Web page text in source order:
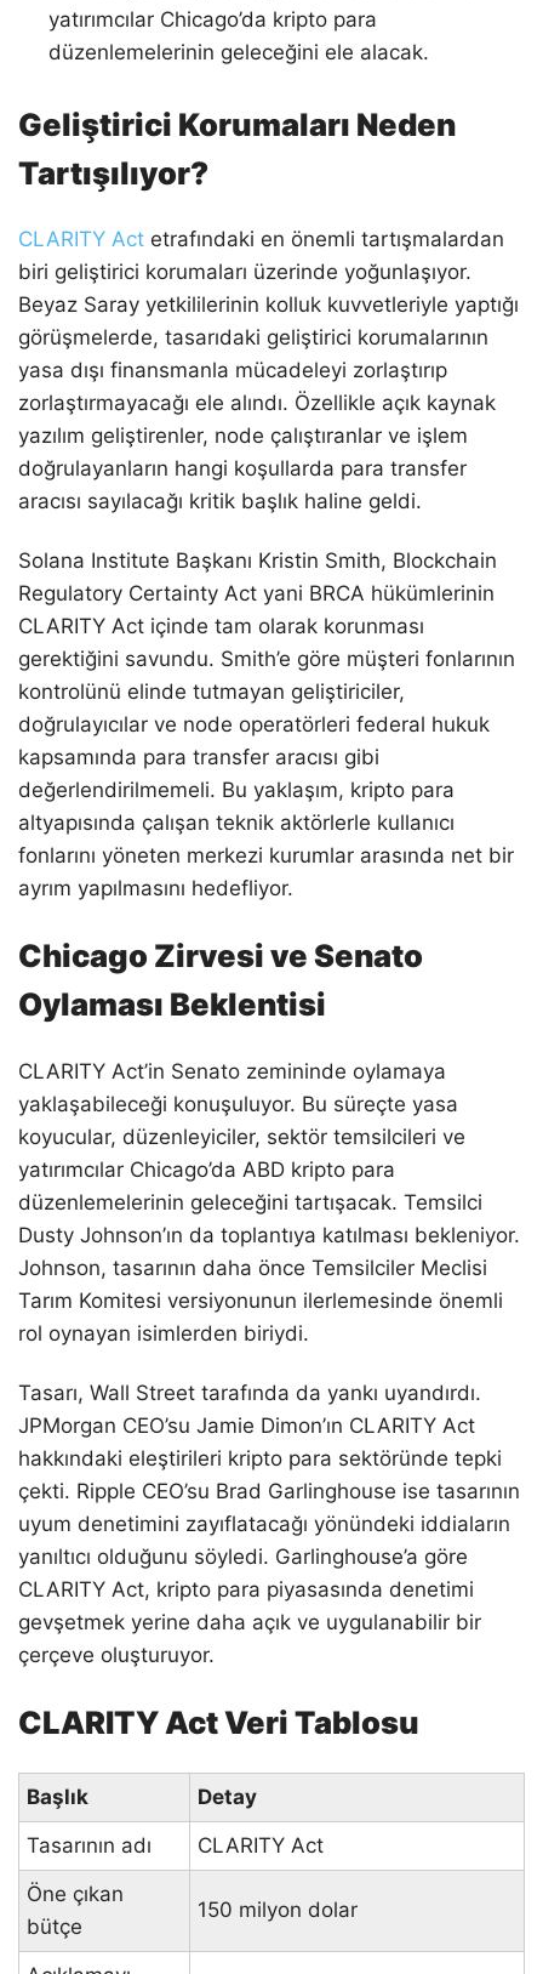
yatırımcılar Chicago’da kripto para
düzenlemelerinin geleceğini ele alacak.
Geliştirici Korumaları Neden
Tartışılıyor?
CLARITY Act etrafındaki en önemli tartışmalardan
biri geliştirici korumaları üzerinde yoğunlaşıyor.
Beyaz Saray yetkililerinin kolluk kuvvetleriyle yaptığı
görüşmelerde, tasarıdaki geliştirici korumalarının
yasa dışı finansmanla mücadeleyi zorlaştırıp
zorlaştırmayacağı ele alındı. Özellikle açık kaynak
yazılım geliştirenler, node çalıştıranlar ve işlem
doğrulayanların hangi koşullarda para transfer
aracısı sayılacağı kritik başlık haline geldi.
Solana Institute Başkanı Kristin Smith, Blockchain
Regulatory Certainty Act yani BRCA hükümlerinin
CLARITY Act içinde tam olarak korunması
gerektiğini savundu. Smith’e göre müşteri fonlarının
kontrolünü elinde tutmayan geliştiriciler,
doğrulayıcılar ve node operatörleri federal hukuk
kapsamında para transfer aracısı gibi
değerlendirilmemeli. Bu yaklaşım, kripto para
altyapısında çalışan teknik aktörlerle kullanıcı
fonlarını yöneten merkezi kurumlar arasında net bir
ayrım yapılmasını hedefliyor.
Chicago Zirvesi ve Senato
Oylaması Beklentisi
CLARITY Act’in Senato zemininde oylamaya
yaklaşabileceği konuşuluyor. Bu süreçte yasa
koyucular, düzenleyiciler, sektör temsilcileri ve
yatırımcılar Chicago’da ABD kripto para
düzenlemelerinin geleceğini tartışacak. Temsilci
Dusty Johnson’ın da toplantıya katılması bekleniyor.
Johnson, tasarının daha önce Temsilciler Meclisi
Tarım Komitesi versiyonunun ilerlemesinde önemli
rol oynayan isimlerden biriydi.
Tasarı, Wall Street tarafında da yankı uyandırdı.
JPMorgan CEO’su Jamie Dimon’ın CLARITY Act
hakkındaki eleştirileri kripto para sektöründe tepki
çekti. Ripple CEO’su Brad Garlinghouse ise tasarının
uyum denetimini zayıflatacağı yönündeki iddiaların
yanıltıcı olduğunu söyledi. Garlinghouse’a göre
CLARITY Act, kripto para piyasasında denetimi
gevşetmek yerine daha açık ve uygulanabilir bir
çerçeve oluşturuyor.
CLARITY Act Veri Tablosu
Başlık
Detay
Tasarının adı
CLARITY Act
Öne çıkan
bütçe
150 milyon dolar